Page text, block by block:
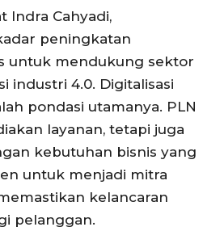
Indra Cahyadi,
peningkatan
untuk mendukung sektor
industri 4.0. Digitalisasi
pondasi utamanya. PLN
layanan, tetapi juga
kebutuhan bisnis yang
untuk menjadi mitra
kelancaran
pelanggan.